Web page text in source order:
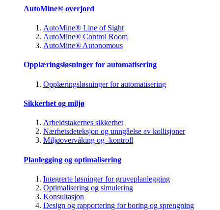
AutoMine® overjord
AutoMine® Line of Sight
AutoMine® Control Room
AutoMine® Autonomous
Opplæringsløsninger for automatisering
Opplæringsløsninger for automatisering
Sikkerhet og miljø
Arbeidstakernes sikkerhet
Nærhetsdeteksjon og unngåelse av kollisjoner
Miljøovervåking og -kontroll
Planlegging og optimalisering
Integrerte løsninger for gruveplanlegging
Optimalisering og simulering
Konsultasjon
Design og rapportering for boring og sprengning